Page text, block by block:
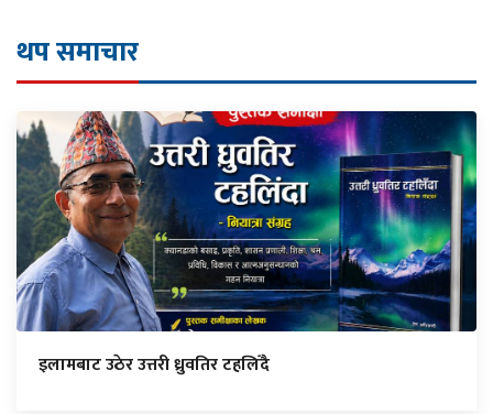
थप समाचार
इलामबाट उठेर उत्तरी ध्रुवतिर टहलिँदै